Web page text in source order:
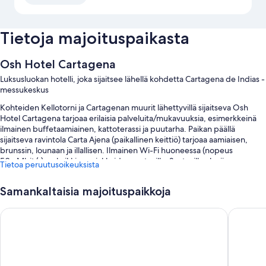
Tietoja majoituspaikasta
Osh Hotel Cartagena
Luksusluokan hotelli, joka sijaitsee lähellä kohdetta Cartagena de Indias -
messukeskus
Kohteiden Kellotorni ja Cartagenan muurit lähettyvillä sijaitseva Osh
Hotel Cartagena tarjoaa erilaisia palveluita/mukavuuksia, esimerkkeinä
ilmainen buffetaamiainen, kattoterassi ja puutarha. Paikan päällä
sijaitseva ravintola Carta Ajena (paikallinen keittiö) tarjoaa aamiaisen,
brunssin, lounaan ja illallisen. Ilmainen Wi-Fi huoneessa (nopeus
50+ Mbit/s) on kaikkien asiakkaiden saatavilla. Saatavilla oleviin
palveluihin/mukavuuksiin kuuluu myös baari ja ympäri vuorokauden auki
Lisäksi asiakkailla on käytössään nämä edut:
2 ulkouima-allasta sekä ilmaiset cabañat ja aurinkovarjot uima-altaalla
Tietoa peruutusoikeuksista
Samankaltaisia majoituspaikkoja
GHL Arsenal Hotel Hotel